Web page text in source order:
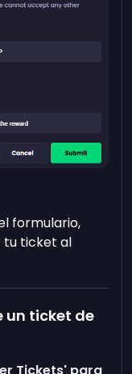
formulario,
tu ticket al
un ticket de